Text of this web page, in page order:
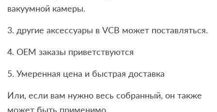
вакуумной камеры.
3. другие аксессуары в VCB может поставляться.
4. OEM заказы приветствуются
5. Умеренная цена и быстрая доставка
Или, если вам нужно весь собранный, он также
может быть применимо